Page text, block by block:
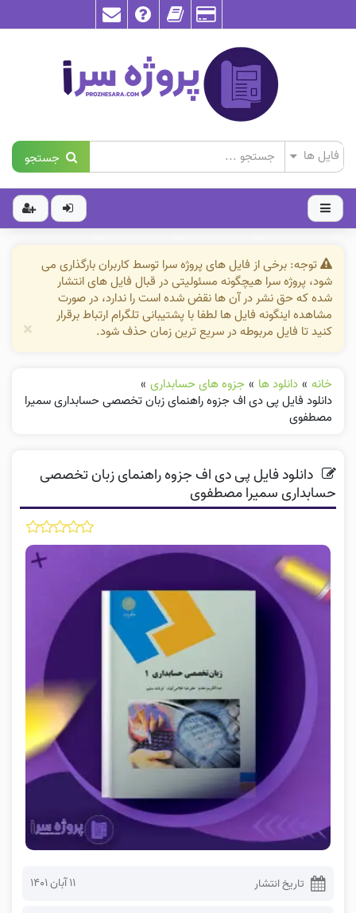
جستجو
توجه: برخی از فایل های پروژه سرا توسط کاربران بارگذاری می
شود، پروژه سرا هیچگونه مسئولیتی در قبال فایل های انتشار
شده که حق نشر در آن ها نقض شده است را ندارد، در صورت
مشاهده اینگونه فایل ها لطفا با پشتیبانی تلگرام ارتباط برقرار
کنید تا فایل مربوطه در سریع ترین زمان حذف شود.
×
خانه » دانلود ها » جزوه های حسابداری »
دانلود فایل پی دی اف جزوه راهنمای زبان تخصصی حسابداری سمیرا
مصطفوی
دانلود فایل پی دی اف جزوه راهنمای زبان تخصصی
حسابداری سمیرا مصطفوی
تاریخ انتشار ۱۱ آبان ۱۴۰۱